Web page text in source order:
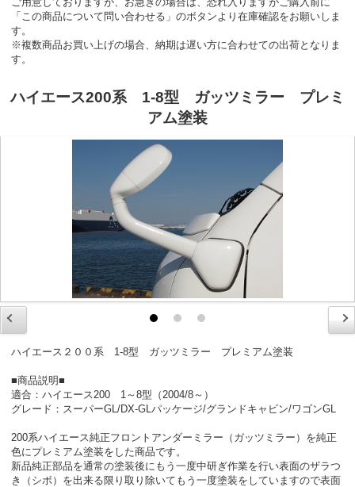
「この商品について問い合わせる」のボタンより在庫確認をお願いしま
す。
※複数商品お買い上げの場合、納期は遅い方に合わせての出荷となりま
す。
ハイエース200系 1-8型 ガッツミラー プレミ
アム塗装
ハイエース２００系 1-8型 ガッツミラー プレミアム塗装
■商品説明■
適合：ハイエース200 1～8型（2004/8～）
グレード：スーパーGL/DX-GLパッケージ/グランドキャビン/ワゴンGL
200系ハイエース純正フロントアンダーミラー（ガッツミラー）を純正
色にプレミアム塗装をした商品です。
新品純正部品を通常の塗装後にもう一度中研ぎ作業を行い表面のザラつ
き（シボ）を出来る限り取り除いてもう一度塗装をしていますので表面